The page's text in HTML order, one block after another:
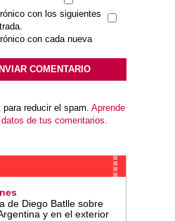
con los siguientes
con cada nueva
reducir el spam. Aprende
de tus comentarios.
de Diego Batlle sobre
y en el exterior